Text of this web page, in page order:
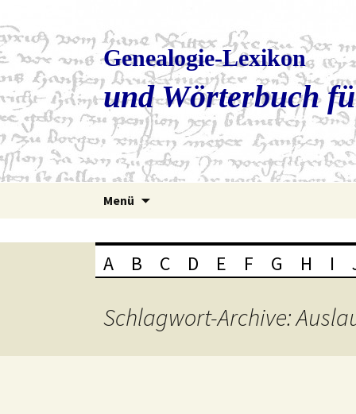
Genealogie-Lexikon
und Wörterbuch
Menü
A B C D E F G H I
Schlagwort-Archive: